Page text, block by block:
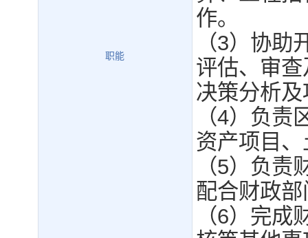
职能
作。
（3）协
评估、审
决策分析
（4）负
资产项目
（5）负
配合财政
（6）完